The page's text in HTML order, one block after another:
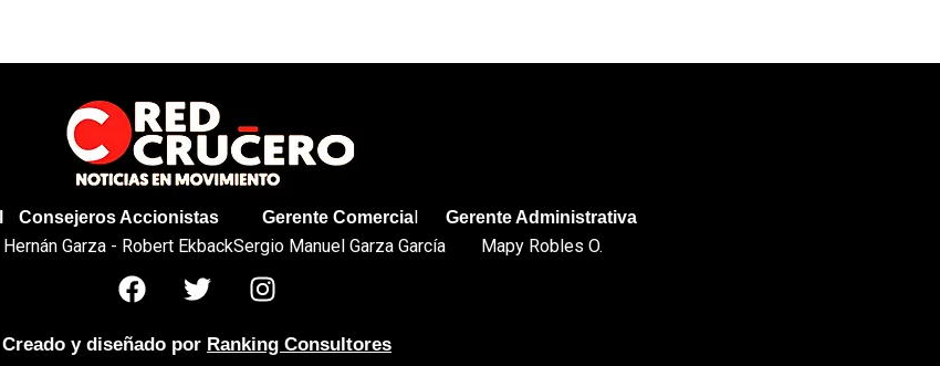
Consejeros Accionistas
Hernán Garza - Robert Ekback
Gerente Comercial
Sergio Manuel Garza García
Gerente Administrativa
Mapy Robles O.
Creado y diseñado por Ranking Consultores